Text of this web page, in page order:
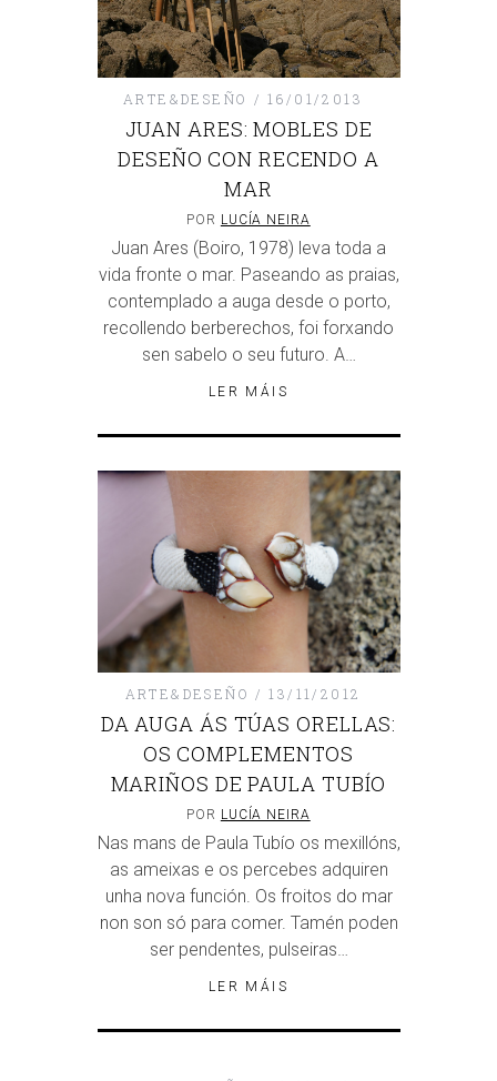
ARTE&DESEÑO 16/01/2013
JUAN ARES: MOBLES DE
DESEÑO CON RECENDO A
MAR
POR LUCÍA NEIRA
Juan Ares (Boiro, 1978) leva toda a
vida fronte o mar. Paseando as praias,
contemplado a auga desde o porto,
recollendo berberechos, foi forxando
sen sabelo o seu futuro. A…
LER MÁIS
ARTE&DESEÑO 13/11/2012
DA AUGA ÁS TÚAS ORELLAS:
OS COMPLEMENTOS
MARIÑOS DE PAULA TUBÍO
POR LUCÍA NEIRA
Nas mans de Paula Tubío os mexillóns,
as ameixas e os percebes adquiren
unha nova función. Os froitos do mar
non son só para comer. Tamén poden
ser pendentes, pulseiras…
LER MÁIS